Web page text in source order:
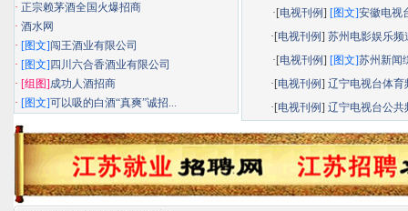
·[电视刊例] [图文]安徽电视
·[电视刊例]苏州电影娱乐频
·[电视刊例] [图文]苏州新闻
·[电视刊例]辽宁电视台体育
·[电视刊例]辽宁电视台公共
· 正宗赖茅酒全国火爆招商
· 酒水网
· [图文]闯王酒业有限公司
· [图文] 四川六合香酒业有限公司
· [组图]成功人酒招商
· [图文]可以吸的白酒“真爽”诚招...